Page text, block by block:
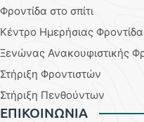
Φροντίδα στο σπίτι
Κέντρο Ημερήσιας
Ξενώνας Ανακουφιστικής
Στήριξη Φροντιστών
Στήριξη Πενθούντων
ΕΠΙΚΟΙΝΩΝΙΑ